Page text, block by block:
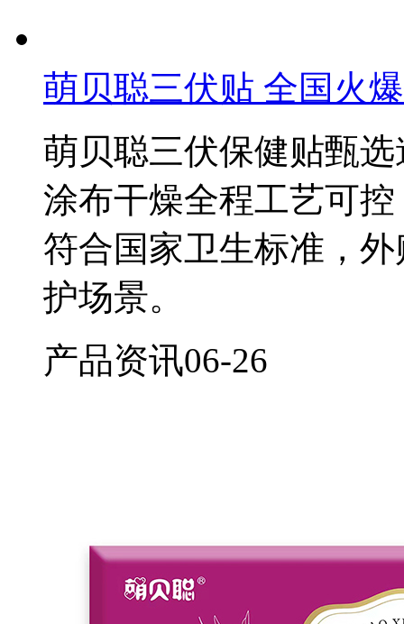
萌贝聪三伏贴 全国火
萌贝聪三伏保健贴甄
涂布干燥全程工艺可
符合国家卫生标准，
护场景。
产品资讯06-26